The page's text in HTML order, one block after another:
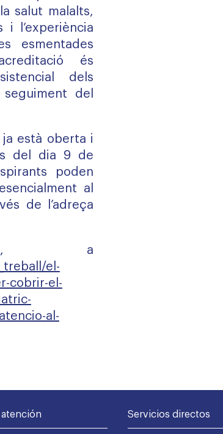
salut malalts,
i l’experiència
esmentades
és
dels
del
està oberta i
del dia 9 de
poden
al
de l’adreça
a
el-
cobrir-el-
al-
atención Servicios directos